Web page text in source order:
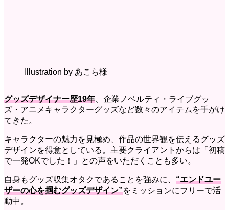
Illustration by あこら様
グッズデザイナー歴19年 、企業ノベルティ・ライブグッ
ズ・アニメキャラクターグッズなど数々のアイテムを手がけ
てきた。
キャラクターの魅力を見極め、作品の世界観を伝えるグッズ
デザインを得意としている。主要クライアントからは「初稿
で一発OKでした！」との声をいただくことも多い。
自身もグッズ収集オタクであることを強みに、 “エンドユー
ザーの心を掴むグッズデザイン”をミッションにフリーで活
動中。